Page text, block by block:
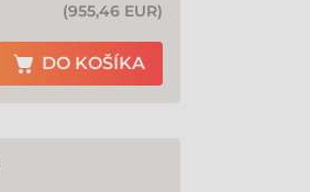
(955,46 EUR)
DO KOŠÍKA